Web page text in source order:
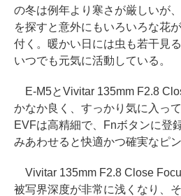
の冬は例年より寒さが厳しいが
を探すと意外にもいろいろな花
付く。暖かい日には虫も若干見
いつでも元気に活動している。
E-M5とVivitar 135mm F2.8
かなか良く、すっかり気に入っ
EVFは高精細で、Fnボタンに登
みあわせると快適かつ確実なピ
Vivitar 135mm F2.8 Close
被写界深度が非常に浅くなり、